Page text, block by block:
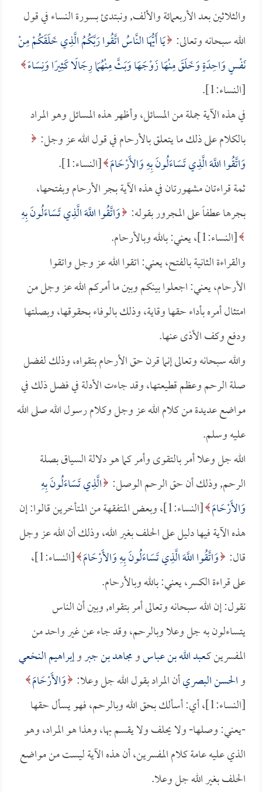
والثلاثين بعد الأربعمائة والألف, ونبتدئ بسورة النساء في قول
الله سبحانه وتعالى: يَا أَيُّهَا النَّاسُ اتَّقُوا رَبَّكُمُ الَّذِي خَلَقَكُمْ مِنْ
نَفْسٍ وَاحِدَةٍ وَخَلَقَ مِنْهَا زَوْجَهَا وَبَثَّ مِنْهُمَا رِجَالًا كَثِيرًا وَنِسَاءً
[النساء:1].
في هذه الآية جملة من المسائل، وأظهر هذه المسائل وهو المراد
بالكلام على ذلك ما يتعلق بالأرحام في قول الله عز وجل:
وَاتَّقُوا اللَّهَ الَّذِي تَسَاءَلُونَ بِهِ وَالأَرْحَامَ [النساء:1].
ثمة قراءتان مشهورتان في هذه الآية بجر الأرحام وبفتحها،
بجرها عطفاً على المجرور بقوله: وَاتَّقُوا اللَّهَ الَّذِي تَسَاءَلُونَ بِهِ
[النساء:1]، يعني: بالله وبالأرحام.
والقراءة الثانية بالفتح، يعني: اتقوا الله عز وجل واتقوا
الأرحام، يعني: اجعلوا بينكم وبين ما أمركم الله عز وجل من
امتثال أمره بأداء حقها وقاية، وذلك بالوفاء بحقوقها، وبصلتها
ودفع وكف الأذى عنها.
والله سبحانه وتعالى إنما قرن حق الأرحام بتقواه، وذلك لفضل
صلة الرحم وعظم قطيعتها، وقد جاءت الأدلة في فضل ذلك في
مواضع عديدة من كلام الله عز وجل وكلام رسول الله صلى الله
عليه وسلم.
الله جل وعلا أمر بالتقوى وأمر كما هو دلالة السياق بصلة
الرحم, وذلك أن حق الرحم الوصل: الَّذِي تَسَاءَلُونَ بِهِ
وَالأَرْحَامَ
[النساء:1]، وبعض المتفقهة من المتأخرين قالوا: إن
هذه الآية فيها دليل على الحلف بغير الله، وذلك أن الله عز وجل
قال: وَاتَّقُوا اللَّهَ الَّذِي تَسَاءَلُونَ بِهِ وَالأَرْحَامَ
[النساء:1]،
على قراءة الكسر، يعني: بالله وبالأرحام.
نقول: إن الله سبحانه وتعالى أمر بتقواه, وبين أن الناس
يتساءلون به جل وعلا وبالرحم، وقد جاء عن غير واحد من
المفسرين كـعبد الله بن عباسومجاهد بن جبروإبراهيم النخعي
والحسن البصريأن المراد بقول الله جل وعلا: وَالأَرْحَامَ
[النساء:1]، أي: أسألك بحق الله وبالرحم، فهو يسأل حقها
-يعني: وصلها- ولا يحلف ولا يقسم بها، وهذا هو المراد، وهو
الذي عليه عامة كلام المفسرين، أن هذه الآية ليست من مواضع
الحلف بغير الله جل وعلا.